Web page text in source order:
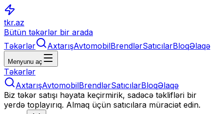
tkr.az
Bütün təkərlər bir arada
Təkərlər
AxtarışAvtomobilBrendlərSatıcılarBloqƏlaqə
Menyunu aç
Təkərlər
AxtarışAvtomobilBrendlərSatıcılarBloqƏlaqə
Biz təkər satışı həyata keçirmirik, sadəcə təklifləri bir
yerdə toplayırıq. Almaq üçün satıcılara müraciət edin.